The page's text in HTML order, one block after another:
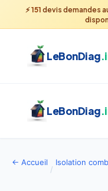
⚡151 devis demandes
LeBonDiag
LeBonDiag
← Accueil
/
Isolation